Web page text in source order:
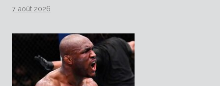
7 août 2026